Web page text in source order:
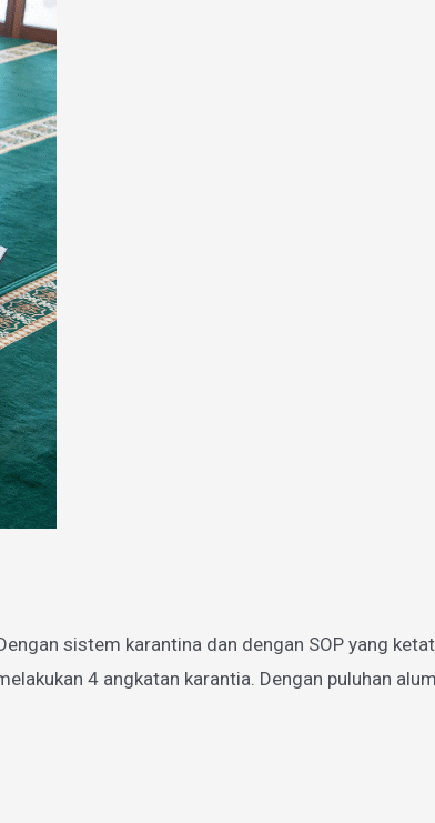
sistem karantina dan dengan SOP yang
4 angkatan karantia. Dengan puluhan